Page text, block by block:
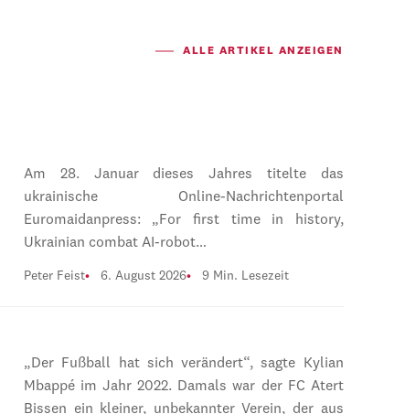
ALLE ARTIKEL ANZEIGEN
Am 28. Januar dieses Jahres titelte das
ukrainische Online-Nachrichtenportal
Euromaidanpress: „For first time in history,
Ukrainian combat AI-robot…
Peter Feist 6. August 2026 9 Min. Lesezeit
„Der Fußball hat sich verändert“, sagte Kylian
Mbappé im Jahr 2022. Damals war der FC Atert
Bissen ein kleiner, unbekannter Verein, der aus